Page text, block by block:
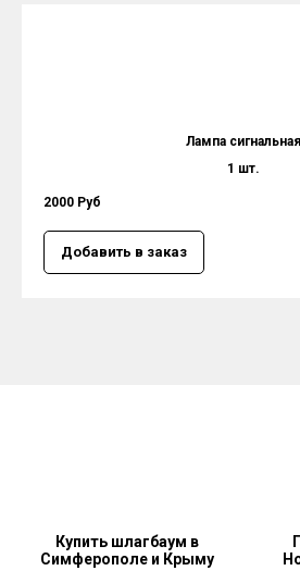
Лампа сигнальная
1 шт.
2000 Руб
Добавить в заказ
Купить шлагбаум в
Симферополе и Крыму